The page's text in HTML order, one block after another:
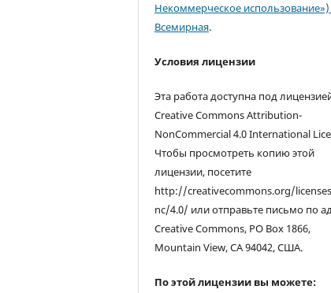
Некоммерческое использование»)
Всемирная.
Условия лицензии
Эта работа доступна под
Creative Commons Attribution-
NonCommercial 4.0 International
Чтобы просмотреть копию этой
лицензии, посетите
http://creativecommons.org/
nc/4.0/ или отправьте письмо по
Creative Commons, PO Box 1866,
Mountain View, CA 94042, США.
По этой лицензии вы можете: